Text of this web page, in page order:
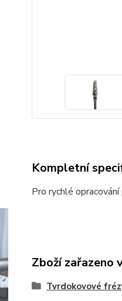
Kompletní
Pro rychlé
Zboží zařazeno
Tvrdokovové